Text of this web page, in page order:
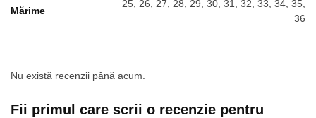
Mărime
25, 26, 27, 28, 29, 30, 31, 32, 33, 34, 35,
36
Nu există recenzii până acum.
Fii primul care scrii o recenzie pentru